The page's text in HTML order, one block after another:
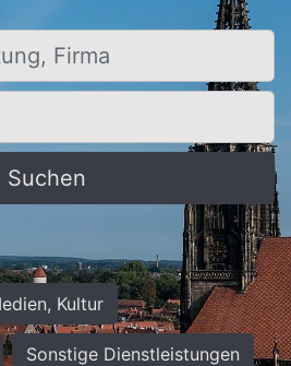
Suchen
Kultur
Sonstige Dienstleistungen